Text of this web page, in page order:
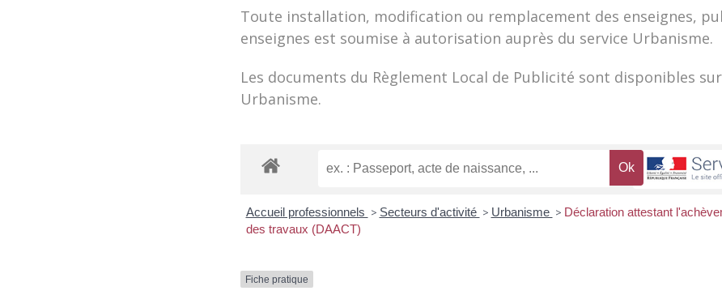
Toute installation, modification ou remplacement des enseignes,
enseignes est soumise à autorisation auprès du service Urbanisme.
Les documents du Règlement Local de Publicité sont disponibles
Urbanisme.
Accueil professionnels > Secteurs d'activité > Urbanisme > Déclaration attestant
des travaux (DAACT)
Fiche pratique